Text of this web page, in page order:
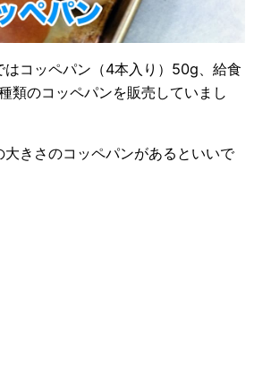
はコッペパン（4本入り）50g、給食
類のコッペパンを販売していまし
きさのコッペパンがあるといいで